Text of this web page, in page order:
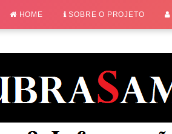
HOME SOBRE O PROJETO